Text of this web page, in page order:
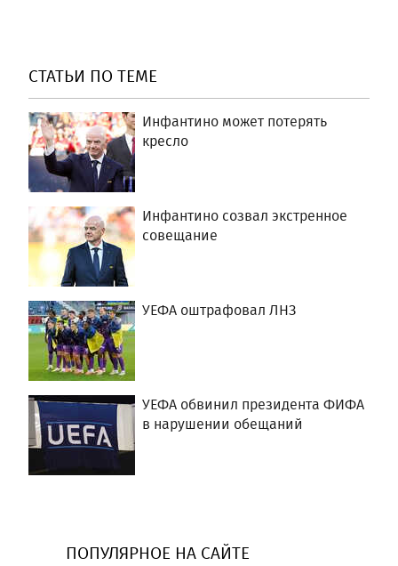
СТАТЬИ ПО ТЕМЕ
Инфантино может потерять
кресло
Инфантино созвал экстренное
совещание
УЕФА оштрафовал ЛНЗ
УЕФА обвинил президента ФИФА
в нарушении обещаний
ПОПУЛЯРНОЕ НА САЙТЕ